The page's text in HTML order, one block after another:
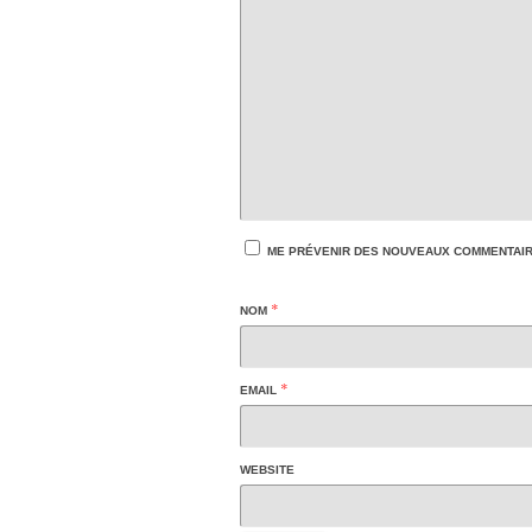
ME PRÉVENIR DES NOUVEAUX
NOM *
EMAIL *
WEBSITE